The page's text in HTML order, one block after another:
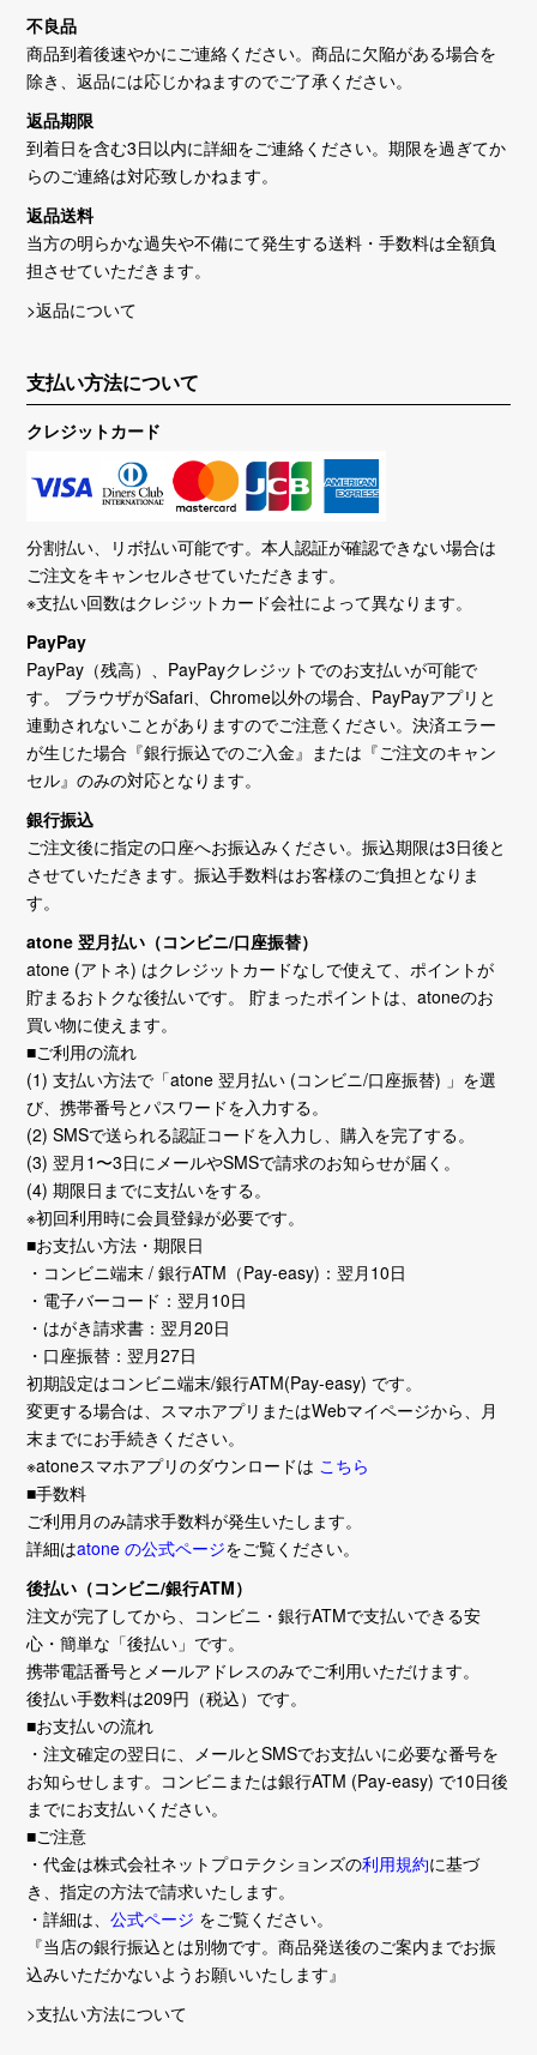
不良品
商品到着後速やかにご連絡ください。商品に欠陥がある場合を
除き、返品には応じかねますのでご了承ください。
返品期限
到着日を含む3日以内に詳細をご連絡ください。期限を過ぎてか
らのご連絡は対応致しかねます。
返品送料
当方の明らかな過失や不備にて発生する送料・手数料は全額負
担させていただきます。
>返品について
支払い方法について
クレジットカード
分割払い、リボ払い可能です。本人認証が確認できない場合は
ご注文をキャンセルさせていただきます。
※支払い回数はクレジットカード会社によって異なります。
PayPay
PayPay（残高）、PayPayクレジットでのお支払いが可能で
す。 ブラウザがSafari、Chrome以外の場合、PayPayアプリと
連動されないことがありますのでご注意ください。決済エラー
が生じた場合『銀行振込でのご入金』または『ご注文のキャン
セル』のみの対応となります。
銀行振込
ご注文後に指定の口座へお振込みください。振込期限は3日後と
させていただきます。振込手数料はお客様のご負担となりま
す。
atone 翌月払い（コンビニ/口座振替）
atone (アトネ) はクレジットカードなしで使えて、ポイントが
貯まるおトクな後払いです。 貯まったポイントは、atoneのお
買い物に使えます。
■ご利用の流れ
(1) 支払い方法で「atone 翌月払い (コンビニ/口座振替) 」を選
び、携帯番号とパスワードを入力する。
(2) SMSで送られる認証コードを入力し、購入を完了する。
(3) 翌月1〜3日にメールやSMSで請求のお知らせが届く。
(4) 期限日までに支払いをする。
※初回利用時に会員登録が必要です。
■お支払い方法・期限日
・コンビニ端末 / 銀行ATM（Pay-easy)：翌月10日
・電子バーコード：翌月10日
・はがき請求書：翌月20日
・口座振替：翌月27日
初期設定はコンビニ端末/銀行ATM(Pay-easy) です。
変更する場合は、スマホアプリまたはWebマイページから、月
末までにお手続きください。
※atoneスマホアプリのダウンロードは こちら
■手数料
ご利用月のみ請求手数料が発生いたします。
詳細はatone の公式ページをご覧ください。
後払い（コンビニ/銀行ATM）
注文が完了してから、コンビニ・銀行ATMで支払いできる安
心・簡単な「後払い」です。
携帯電話番号とメールアドレスのみでご利用いただけます。
後払い手数料は209円（税込）です。
■お支払いの流れ
・注文確定の翌日に、メールとSMSでお支払いに必要な番号を
お知らせします。コンビニまたは銀行ATM (Pay-easy) で10日後
までにお支払いください。
■ご注意
・代金は株式会社ネットプロテクションズの利用規約に基づ
き、指定の方法で請求いたします。
・詳細は、公式ページ をご覧ください。
『当店の銀行振込とは別物です。商品発送後のご案内までお振
込みいただかないようお願いいたします』
>支払い方法について